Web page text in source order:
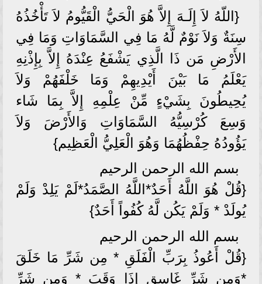
{اللّهُ لاَ إِلَـهَ إِلاَّ هُوَ الْحَيُّ الْقَيُّومُ لاَ تَأْخُذُهُ
سِنَةٌ وَلاَ نَوْمٌ لَّهُ مَا فِي السَّمَاوَاتِ وَمَا فِي
الأَرْضِ مَن ذَا الَّذِي يَشْفَعُ عِنْدَهُ إِلاَّ بِإِذْنِهِ
يَعْلَمُ مَا بَيْنَ أَيْدِيهِمْ وَمَا خَلْفَهُمْ وَلاَ
يُحِيطُونَ بِشَيْءٍ مِّنْ عِلْمِهِ إِلاَّ بِمَا شَاء
وَسِعَ كُرْسِيُّهُ السَّمَاوَاتِ وَالأَرْضَ وَلاَ
يَؤُودُهُ حِفْظُهُمَا وَهُوَ الْعَلِيُّ الْعَظِيم}
بسم الله الرحمن الرحيم
{قُلْ هُوَ اللَّهُ أَحَدٌ*اللَّهُ الصَّمَدُ*لَمْ يَلِدْ وَلَمْ
يُولَدْ * وَلَمْ يَكُن لَّهُ كُفُواً أَحَدٌ}
بسم الله الرحمن الرحيم
{قُلْ أَعُوذُ بِرَبِّ الْفَلَقِ * مِن شَرِّ مَا خَلَقَ
*وَمِن شَرِّ غَاسِقٍ إِذَا وَقَبَ * وَمِن شَرِّ